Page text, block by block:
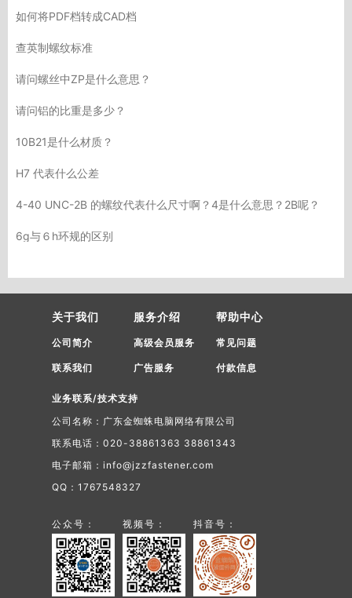
如何将PDF档转成CAD档
查英制螺纹标准
请问螺丝中ZP是什么意思？
请问铝的比重是多少？
10B21是什么材质？
H7 代表什么公差
4-40 UNC-2B 的螺纹代表什么尺寸啊？4是什么意思？2B呢？
6g与６h环规的区别
关于我们
公司简介
联系我们
服务介绍
高级会员服务
广告服务
帮助中心
常见问题
付款信息
业务联系/技术支持
公司名称：广东金蜘蛛电脑网络有限公司
联系电话：020-38861363 38861343
电子邮箱：info@jzzfastener.com
QQ：1767548327
公众号： 视频号： 抖音号：